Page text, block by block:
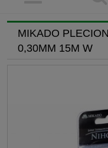
MIKADO
0,30MM 15M W